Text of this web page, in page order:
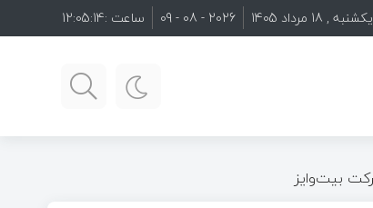
یکشنبه , 18 مرداد 1405 2026 - 08 - 09 ساعت :12:05:16